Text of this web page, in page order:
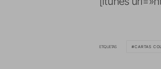
ETIQUETAS CARTAS